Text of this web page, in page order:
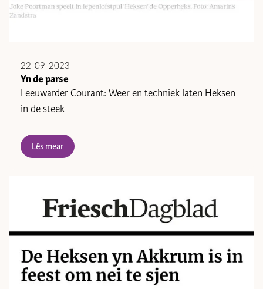
22-09-2023
Yn de parse
Leeuwarder Courant: Weer en techniek laten Heksen
in de steek
Lês mear